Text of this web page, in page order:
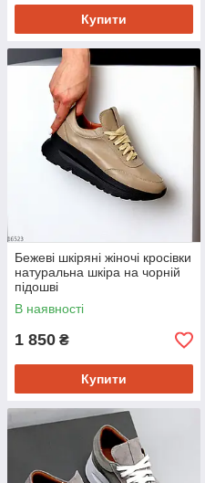
Купити
Бежеві шкіряні жіночі кросівки
натуральна шкіра на чорній
підошві
В наявності
1 850 ₴
Купити